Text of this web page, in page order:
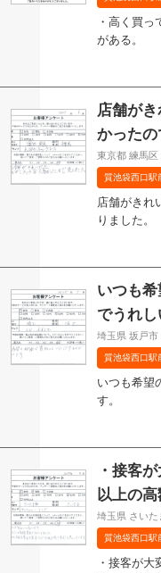
・高く買
がある。
店舗が
かった
東京都 練馬区
質池袋西口駅
店舗がきれ
りました。
いつも
でうれし
埼玉県 坂戸市
質池袋西口駅
いつも希望
す。
・接客
以上の
埼玉県 さいた
質池袋西口駅
・接客が